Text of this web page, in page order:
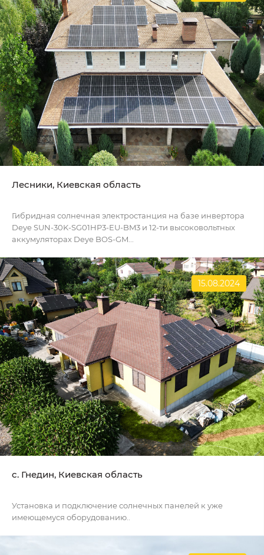
Лесники, Киевская область
Гибридная солнечная электростанция на базе инвертора
Deye SUN-30K-SG01HP3-EU-BM3 и 12-ти высоковольтных
аккумуляторах Deye BOS-GM...
15.08.2024
c. Гнедин, Киевская область
Установка и подключение солнечных панелей к уже
имеющемуся оборудованию..